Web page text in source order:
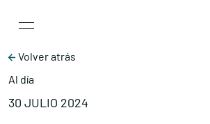
Main Navigation
Volver atrás
Al día
30 JULIO 2024